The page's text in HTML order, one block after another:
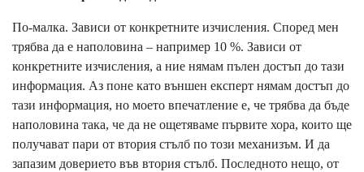
По-малка. Зависи от конкретните изчисления. Според мен
трябва да е наполовина – например 10 %. Зависи от
конкретните изчисления, а ние нямам пълен достъп до тази
информация. Аз поне като външен експерт нямам достъп до
тази информация, но моето впечатление е, че трябва да бъде
наполовина така, че да не ощетяваме първите хора, които ще
получават пари от втория стълб по този механизъм. И да
запазим доверието във втория стълб. Последното нещо, от